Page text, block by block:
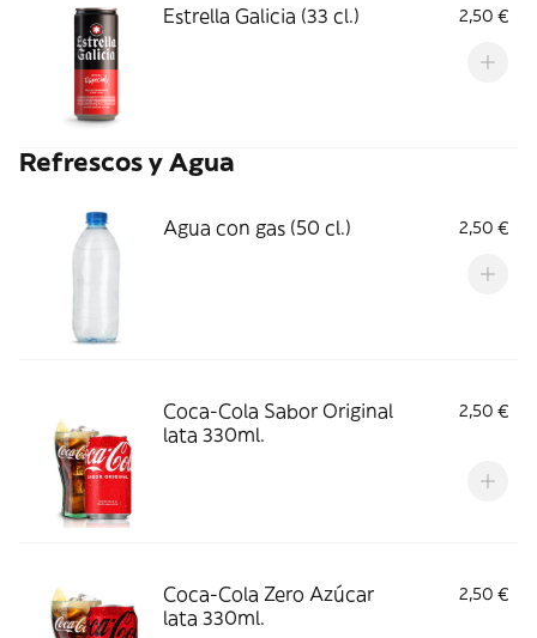
Estrella Galicia (33 cl.) 2,50 €
Refrescos y Agua
Agua con gas (50 cl.) 2,50 €
Coca-Cola Sabor Original
lata 330ml.
2,50 €
Coca-Cola Zero Azúcar
lata 330ml.
2,50 €